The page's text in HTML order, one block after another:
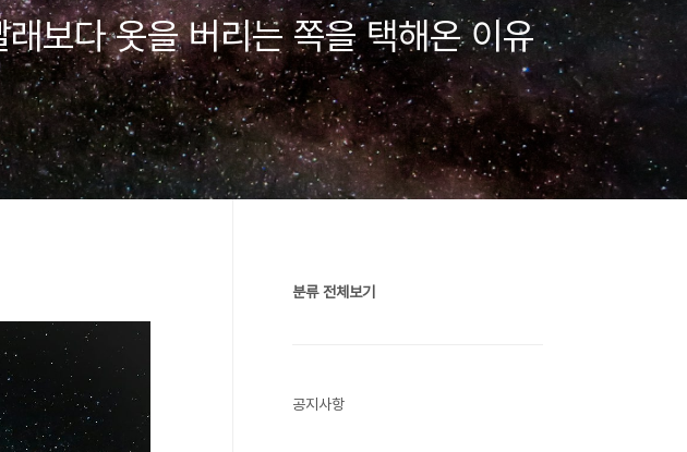
보다 옷을 버리는 쪽을 택해온 이유
분류 전체보기
공지사항